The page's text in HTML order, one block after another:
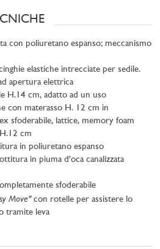
con poliuretano espanso; meccanismo
elastiche intrecciate per sedile.
apertura elettrica
H.14 cm, adatto ad un uso
con materasso H. 12 cm in
sfoderabile, lattice, memory foam
cm
in poliuretano espanso
in piuma d'oca canalizzata
sfoderabile
Move"con rotelle per assistere lo
tramite leva